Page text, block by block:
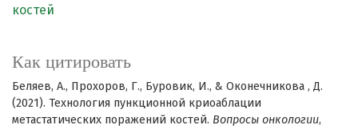
костей
Как цитировать
Беляев, А., Прохоров, Г., Буровик, И., & Оконечникова , Д.
(2021). Технология пункционной криоаблации
метастатических поражений костей. Вопросы онкологии,